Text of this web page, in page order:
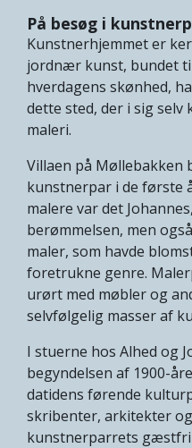
På besøg i
Kunstnerhjemmet er
jordnær kunst, bundet
hverdagens skønhed,
dette sted, der i sig
maleri.
Villaen på
kunstnerpar i de første
malere var det
berømmelsen, men
maler, som havde
foretrukne genre.
urørt med møbler og
selvfølgelig masser af
I stuerne hos Alhed og
begyndelsen af 1900-
datidens førende
skribenter, arkitekter
kunstnerparrets